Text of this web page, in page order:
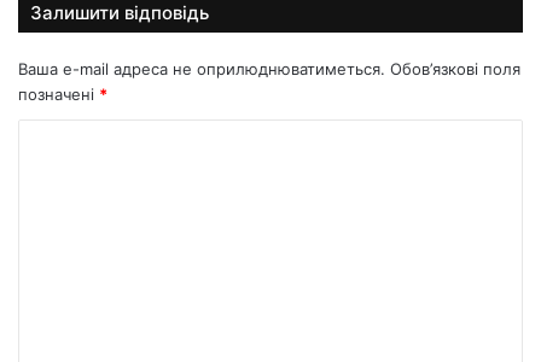
Залишити відповідь
Ваша e-mail адреса не оприлюднюватиметься. Обов’язкові поля
позначені *